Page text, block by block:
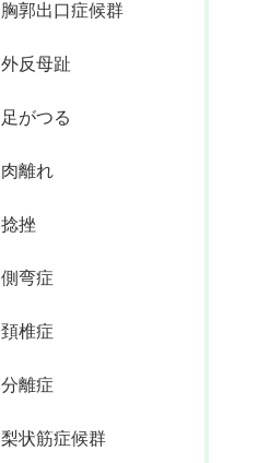
胸郭出口症候群
外反母趾
足がつる
肉離れ
捻挫
側弯症
頚椎症
分離症
梨状筋症候群